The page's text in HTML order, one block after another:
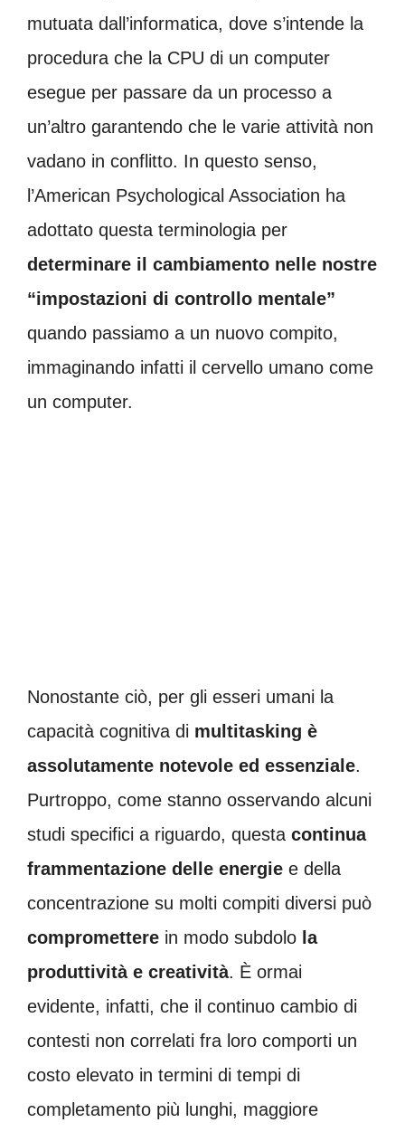
mutuata dall’informatica, dove s’intende la
procedura che la CPU di un computer
esegue per passare da un processo a
un’altro garantendo che le varie attività non
vadano in conflitto. In questo senso,
l’American Psychological Association ha
adottato questa terminologia per
determinare il cambiamento nelle nostre
“impostazioni di controllo mentale”
quando passiamo a un nuovo compito,
immaginando infatti il cervello umano come
un computer.
Nonostante ciò, per gli esseri umani la
capacità cognitiva di multitasking è
assolutamente notevole ed essenziale.
Purtroppo, come stanno osservando alcuni
studi specifici a riguardo, questa continua
frammentazione delle energie e della
concentrazione su molti compiti diversi può
compromettere in modo subdolo la
produttività e creatività. È ormai
evidente, infatti, che il continuo cambio di
contesti non correlati fra loro comporti un
costo elevato in termini di tempi di
completamento più lunghi, maggiore